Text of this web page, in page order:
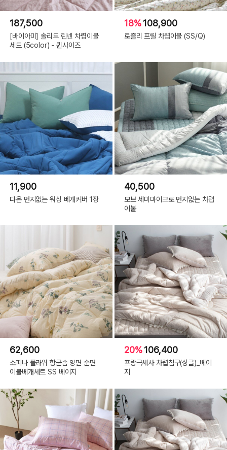
187,500
[바이아미] 솔리드 린넨 차렵이불
세트 (5color) - 퀸사이즈
18%108,900
로즐리 프릴 차렵이불 (SS/Q)
11,900
다온 먼지없는 워싱 베개커버 1장
40,500
모브 세미마이크로 먼지없는 차렵
이불
62,600
소피나 플라워 항균솜 양면 순면
이불베개세트 SS 베이지
20%106,400
프랑극세사 차렵침구(싱글)_베이
지